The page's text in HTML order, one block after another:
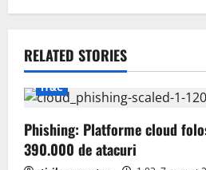
a
v
i
g
a
RELATED STORIES
IT&C
Phishing: Platforme cloud
390.000 de atacuri